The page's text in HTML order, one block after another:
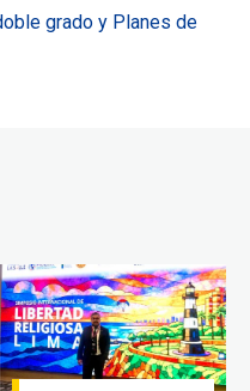
grado y Planes de